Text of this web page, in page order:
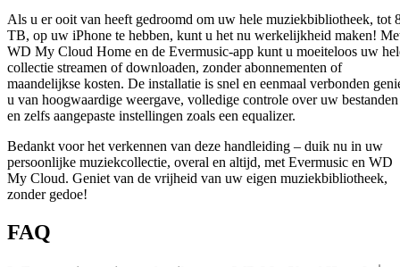
Als u er ooit van heeft gedroomd om uw hele muziekbibliotheek, tot
TB, op uw iPhone te hebben, kunt u het nu werkelijkheid maken!
WD My Cloud Home en de Evermusic-app kunt u moeiteloos uw
collectie streamen of downloaden, zonder abonnementen of
maandelijkse kosten. De installatie is snel en eenmaal verbonden
u van hoogwaardige weergave, volledige controle over uw bestanden
en zelfs aangepaste instellingen zoals een equalizer.
Bedankt voor het verkennen van deze handleiding – duik nu in uw
persoonlijke muziekcollectie, overal en altijd, met Evermusic en WD
My Cloud. Geniet van de vrijheid van uw eigen muziekbibliotheek,
zonder gedoe!
FAQ